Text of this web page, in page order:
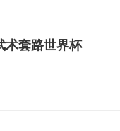
术套路世界杯